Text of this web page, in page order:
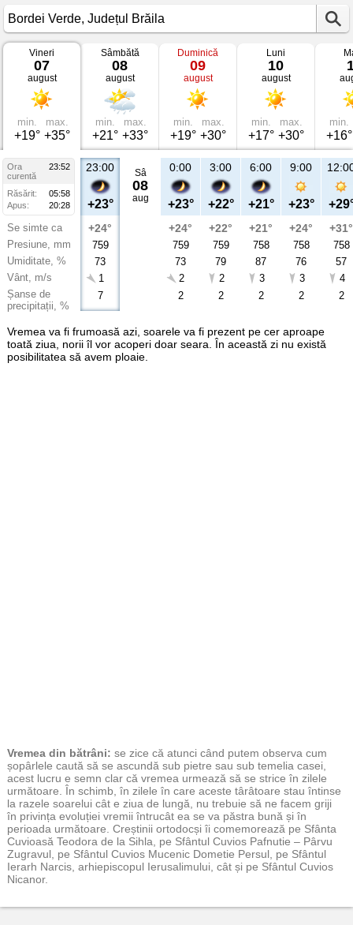
Vremea
Bordei
Verde
Județul
Brăila
Vineri
07
august
min.
+19°
max.
+35°
Sâmbătă
08
august
min.
+21°
max.
+33°
Duminică
09
august
min.
+19°
max.
+30°
Luni
10
august
min.
+17°
max.
+30°
min.
+16°
Ora
23:52
curentă
Răsărit:
05:58
Apus:
20:28
Se simte ca
Presiune, mm
Umiditate, %
Vânt, m/s
Șanse de
precipitații, %
23:00
+23°
+24°
759
73
1
7
Sâ
08
aug
0:00
+23°
+24°
759
73
2
2
3:00
+22°
+22°
759
79
2
2
6:00
+21°
+21°
758
87
3
2
9:00
+23°
+24°
758
76
3
2
+31°
758
57
4
2
Vremea va fi frumoasă azi, soarele va fi prezent pe cer aproape
toată ziua, norii îl vor acoperi doar seara. În această zi nu există
posibilitatea să avem ploaie.
Vremea din bătrâni: se zice că atunci când putem observa cum
șopârlele caută să se ascundă sub pietre sau sub temelia casei,
acest lucru e semn clar că vremea urmează să se strice în zilele
următoare. În schimb, în zilele în care aceste târâtoare stau întinse
la razele soarelui cât e ziua de lungă, nu trebuie să ne facem griji
în privința evoluției vremii întrucât ea se va păstra bună și în
perioada următoare. Creștinii ortodocși îi comemorează pe Sfânta
Cuvioasă Teodora de la Sihla, pe Sfântul Cuvios Pafnutie – Pârvu
Zugravul, pe Sfântul Cuvios Mucenic Dometie Persul, pe Sfântul
Ierarh Narcis, arhiepiscopul Ierusalimului, cât și pe Sfântul Cuvios
Nicanor.